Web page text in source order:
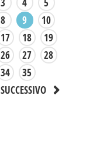
8 9
10
17 18
19
26 27
28
34
35
SUCCESSIVO